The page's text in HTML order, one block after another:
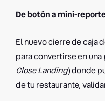
De botón a mini-
El nuevo cierre de caja
para convertirse en
Close Landing) donde
de tu restaurante,